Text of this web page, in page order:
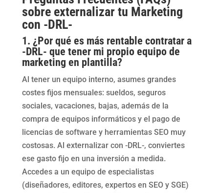
sobre externalizar tu Marketing
con -DRL-
1. ¿Por qué es más rentable contratar a
-DRL- que tener mi propio equipo de
marketing en plantilla?
Al tener un equipo interno, asumes grandes
costes fijos mensuales: sueldos, seguros
sociales, vacaciones, bajas, además de la
compra de equipos informáticos y el pago de
licencias de software y herramientas SEO muy
costosas. Al externalizar con -DRL-, conviertes
ese gasto fijo en una inversión a medida.
Accedes a un equipo de especialistas
(diseñadores, editores, expertos en SEO y SGE)